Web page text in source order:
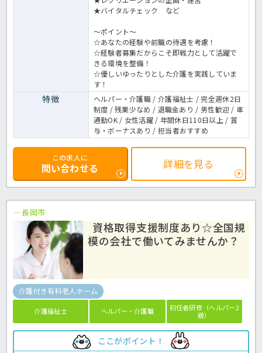
★バイタルチェック など
～ポイント～
☆あなたの経験や前職の待遇を考慮！
☆経験者募集だからこそ即戦力として活躍で
きる環境を整備！
☆優しいゆったりとした介護を実践していま
す！
特徴
ヘルパー・介護職 / 介護福祉士 / 完全週休2日
制度 / 残業少なめ / 退職金あり / 男性歓迎 / 車
通勤OK / 女性活躍 / 年間休日110日以上 / 賞
与・ボーナスあり / 担当者おすすめ
この求人に
問い合わせる 詳細を見る
長岡市
資格取得支援制度あり☆全国規
模の会社で働いてみませんか？
介護付き有料老人ホーム
介護福祉士 ヘルパー・介護職
初任者研修（ヘルパー2
級）
ここがポイント！